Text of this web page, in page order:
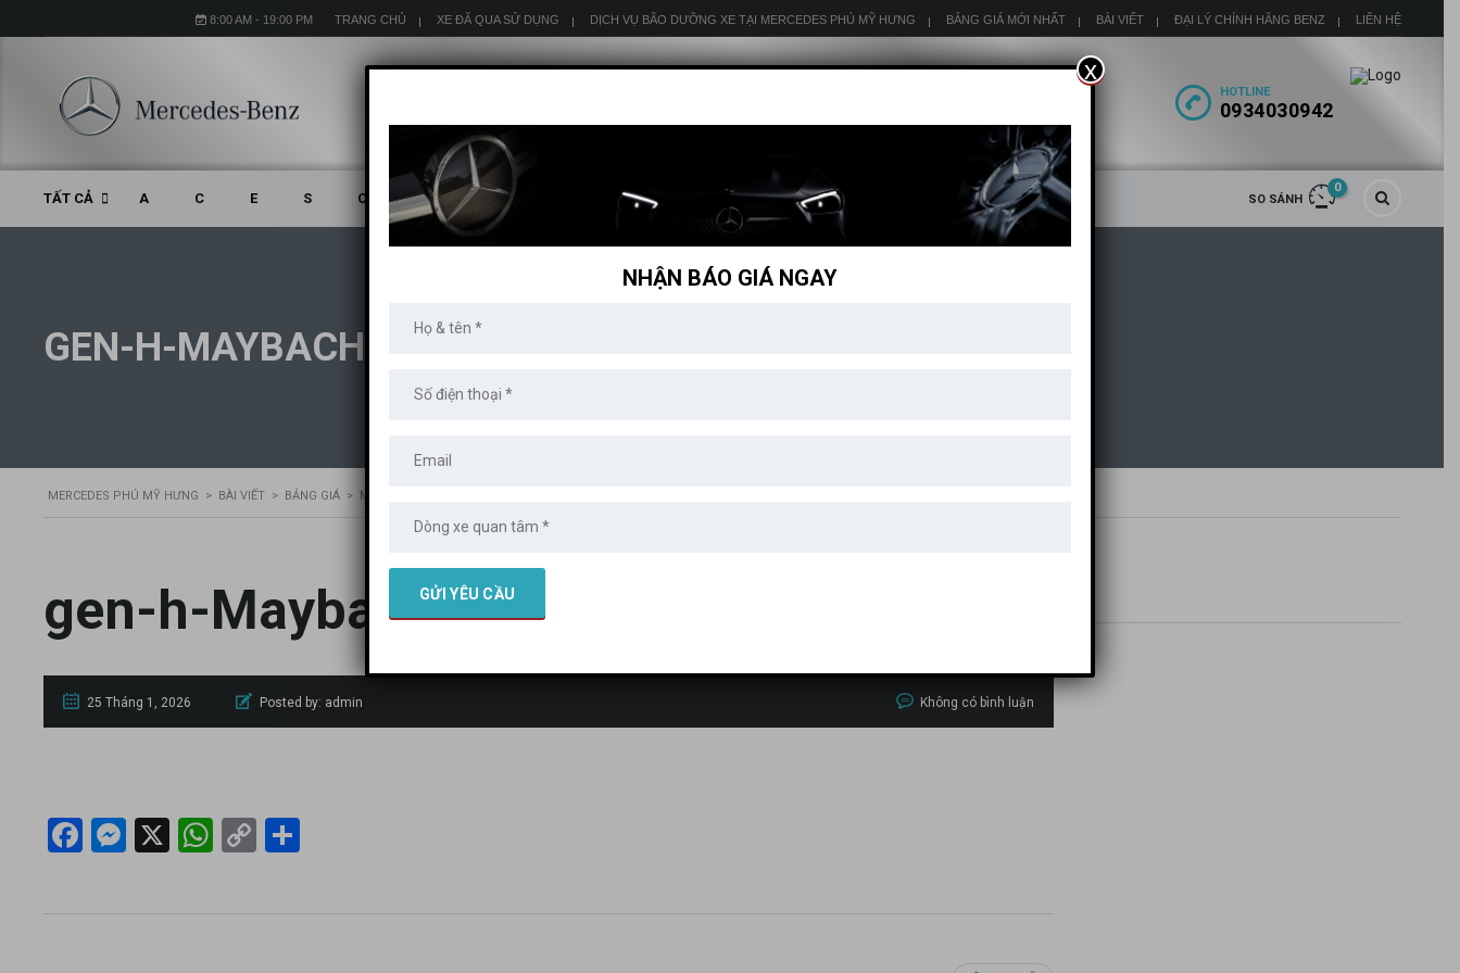
TRANG CHỦ XE ĐÃ QUA SỬ DỤNG DỊCH VỤ BÃO DƯỠNG XE TẠI MERCEDES PHÚ MỸ HƯNG BẢNG GIÁ MỚI NHẤT BÀI VIẾT ĐẠI LÝ CHÍNH HÃNG BENZ LIÊN HỆ
8:00 AM - 19:00 PM
HOTLINE
0934030942
SO SÁNH
0
TẤT CẢ A C E S CLA CLS GLA GLE GLS SL
GEN-H-MAYBACH S450 (5)
MERCEDES PHÚ MỸ HƯNG > BÀI VIẾT > BẢNG GIÁ > MERCEDES MAYBACH S450 V1 CẬP NHẬT GIÁ MỚI 8,279 TỶ & TÍNH NĂNG MERCEDES ME CONNECT
gen-h-Maybach S450 (5)
25 Tháng 1, 2026 Posted by: admin Không có bình luận
Facebook
Messenger
X WhatsApp
CopyShare
NHẬN BÁO GIÁ NGAY
x